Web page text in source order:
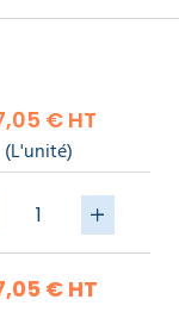
€ HT
(L'unité)
€ HT